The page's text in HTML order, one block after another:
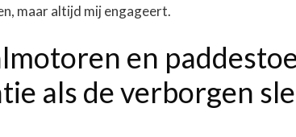
maar altijd mij engageert.
en
als de verborgen